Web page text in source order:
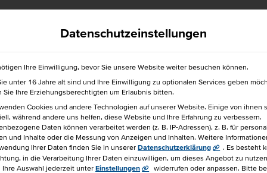
040 36138 777 hkbis@hkbis.de
einen Freund!
Datenschutzeinstellungen
Ihre Einwilligung, bevor Sie unsere Website weiter besuchen können.
unter 16 Jahre alt sind und Ihre Einwilligung zu optionalen Services geben
Sie Ihre Erziehungsberechtigten um Erlaubnis bitten.
Cookies und andere Technologien auf unserer Website. Einige von ihnen
während andere uns helfen, diese Website und Ihre Erfahrung zu verbessern.
Daten können verarbeitet werden (z. B. IP-Adressen), z. B. für
und Inhalte oder die Messung von Anzeigen und Inhalten. Weitere
Ihrer Daten finden Sie in unserer Datenschutzerklärung . Es besteht
in die Verarbeitung Ihrer Daten einzuwilligen, um dieses Angebot zu
Ihre Auswahl jederzeit unter Einstellungen widerrufen oder anpassen. Bitte